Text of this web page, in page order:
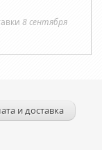
8 сентября
и доставка